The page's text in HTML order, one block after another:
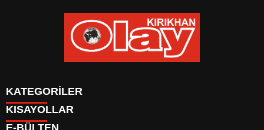
KATEGORİLER
KÜNYE
KISAYOLLAR